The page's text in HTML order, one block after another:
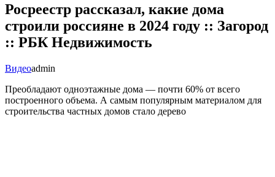
Росреестр рассказал, какие дома
строили россияне в 2024 году :: Загород
:: РБК Недвижимость
Видеоadmin
Преобладают одноэтажные дома — почти 60% от всего
построенного объема. А самым популярным материалом для
строительства частных домов стало дерево